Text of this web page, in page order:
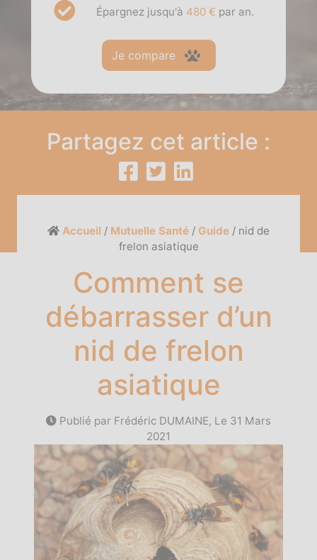
Épargnez jusqu'à 480 € par an.
Je compare
Partagez cet article :
Accueil / Mutuelle Santé / Guide / nid de
frelon asiatique
Comment se
débarrasser d’un
nid de frelon
asiatique
Publié par Frédéric DUMAINE, Le 31 Mars
2021